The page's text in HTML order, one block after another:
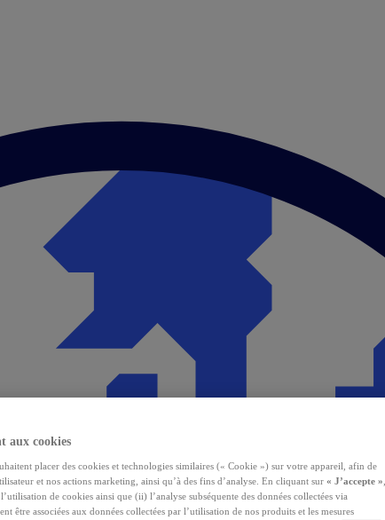
aux cookies
placer des cookies et technologies similaires (« Cookie ») sur votre appareil, afin de
et nos actions marketing, ainsi qu’à des fins d’analyse. En cliquant sur « J’accepte »
de cookies ainsi que (ii) l’analyse subséquente des données collectées via
être associées aux données collectées par l’utilisation de nos produits et les mesures